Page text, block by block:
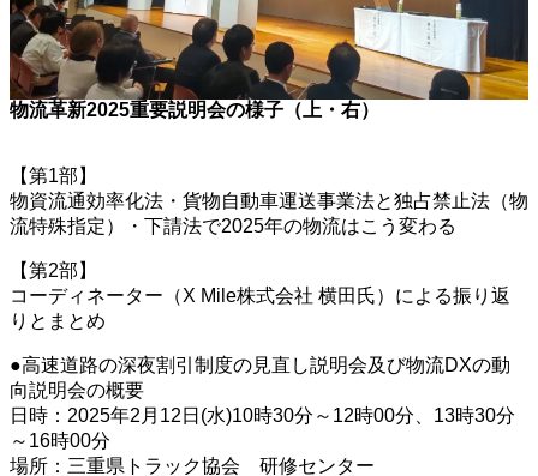
物流革新2025重要説明会の様子（上・右）
【第1部】
物資流通効率化法・貨物自動車運送事業法と独占禁止法（物
流特殊指定）・下請法で2025年の物流はこう変わる
【第2部】
コーディネーター（X Mile株式会社 横田氏）による振り返
りとまとめ
●高速道路の深夜割引制度の見直し説明会及び物流DXの動
向説明会の概要
日時：2025年2月12日(水)10時30分～12時00分、13時30分
～16時00分
場所：三重県トラック協会 研修センター